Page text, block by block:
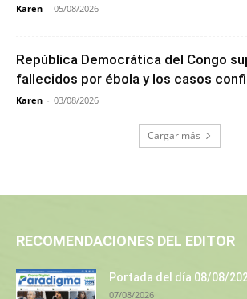
Karen - 05/08/2026
República Democrática del Congo
fallecidos por ébola y los casos
Karen - 03/08/2026
Cargar más
RECOMENDACIONES DEL EDITOR
Portada del día 08/08/
07/08/2026